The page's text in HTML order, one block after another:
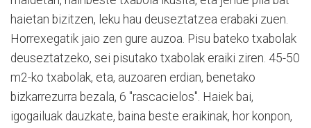
haietan bizitzen, leku hau deuseztatzea erabaki zuen.
Horrexegatik jaio zen gure auzoa. Pisu bateko txabolak
deuseztatzeko, sei pisutako txabolak eraiki ziren. 45-50
m2-ko txabolak, eta, auzoaren erdian, benetako
bizkarrezurra bezala, 6 "rascacielos". Haiek bai,
igogailuak dauzkate, baina beste eraikinak, hor konpon,